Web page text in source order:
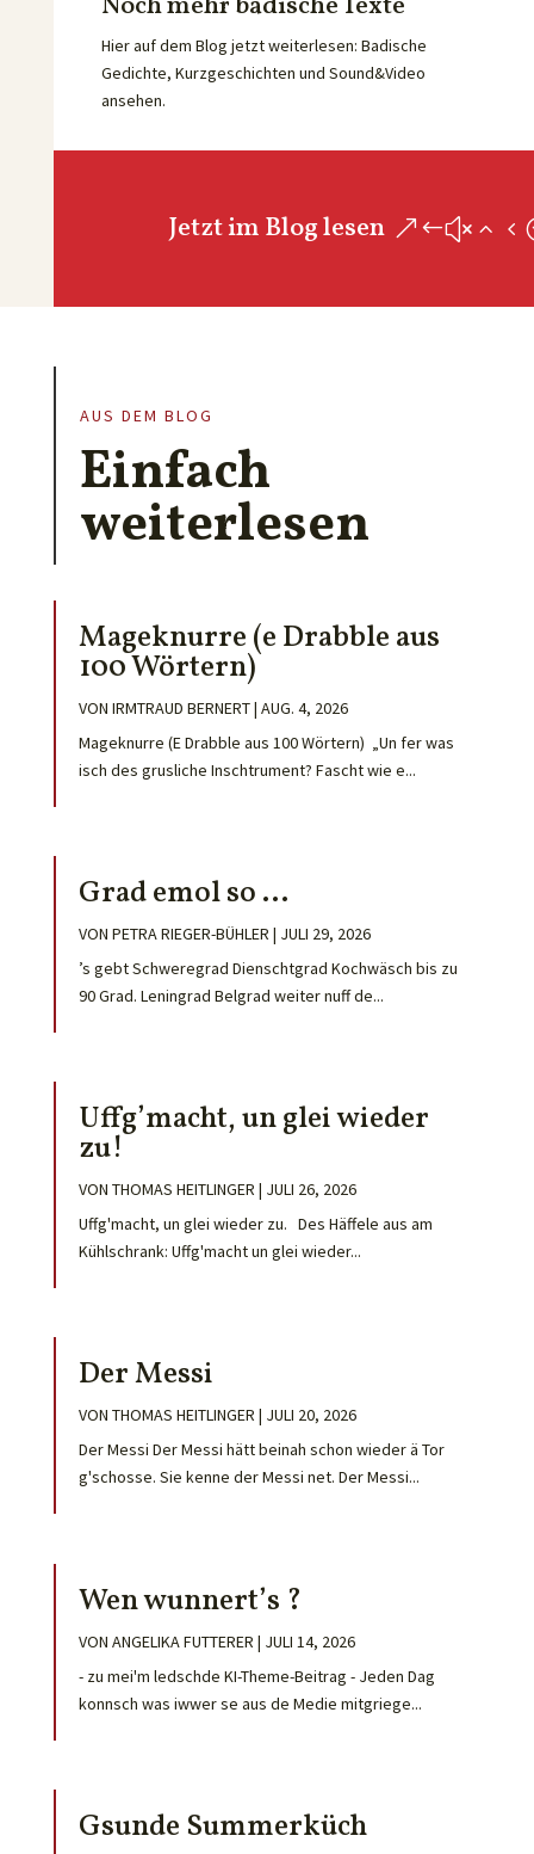
Hier auf dem Blog jetzt weiterlesen: Badische
Gedichte, Kurzgeschichten und Sound&Video
ansehen.
Jetzt im Blog lesen
AUS DEM BLOG
Einfach
weiterlesen
Mageknurre (e Drabble aus
100 Wörtern)
VON IRMTRAUD BERNERT| AUG. 4, 2026
Mageknurre (E Drabble aus 100 Wörtern) „Un fer was
isch des grusliche Inschtrument? Fascht wie e...
Grad emol so …
VON PETRA RIEGER-BÜHLER | JULI 29, 2026
’s gebt Schweregrad Dienschtgrad Kochwäsch bis zu
90 Grad. Leningrad Belgrad weiter nuff de...
Uffg’macht, un glei wieder
zu!
VON THOMAS HEITLINGER | JULI 26, 2026
Uffg'macht, un glei wieder zu. Des Häffele aus am
Kühlschrank: Uffg'macht un glei wieder...
Der Messi
VON THOMAS HEITLINGER | JULI 20, 2026
Der Messi Der Messi hätt beinah schon wieder ä Tor
g'schosse. Sie kenne der Messi net. Der Messi...
Wen wunnert’s ?
VON ANGELIKA FUTTERER | JULI 14, 2026
- zu mei'm ledschde KI-Theme-Beitrag - Jeden Dag
konnsch was iwwer se aus de Medie mitgriege...
Gsunde Summerküch